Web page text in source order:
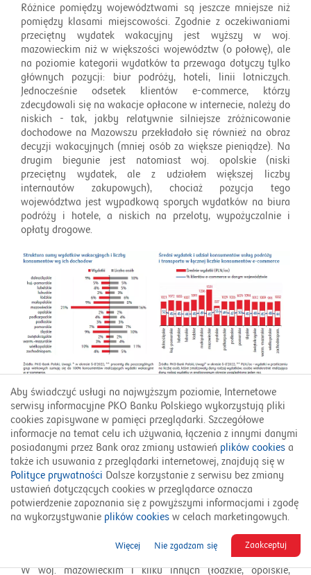
Różnice pomiędzy województwami są jeszcze mniejsze niż
pomiędzy klasami miejscowości. Zgodnie z oczekiwaniami
przeciętny wydatek wakacyjny jest wyższy w woj.
mazowieckim niż w większości województw (o połowę), ale
na poziomie kategorii wydatków ta przewaga dotyczy tylko
głównych pozycji: biur podróży, hoteli, linii lotniczych.
Jednocześnie odsetek klientów e-commerce, którzy
zdecydowali się na wakacje opłacone w internecie, należy do
niskich - tak, jakby relatywnie silniejsze zróżnicowanie
dochodowe na Mazowszu przekładało się również na obraz
decyzji wakacyjnych (mniej osób za większe pieniądze). Na
drugim biegunie jest natomiast woj. opolskie (niski
przeciętny wydatek, ale z udziałem większej liczby
internautów zakupowych), chociaż pozycja tego
województwa jest wypadkową sporych wydatków na biura
podróży i hotele, a niskich na przeloty, wypożyczalnie i
opłaty drogowe.
W woj. mazowieckim i kilku innych (łódzkie, opolskie,
Aby świadczyć usługi na najwyższym poziomie, Internetowe
serwisy informacyjne PKO Banku Polskiego wykorzystują pliki
cookies zapisywane w pamięci przeglądarki. Szczegółowe
informacje na temat celu ich używania, łączenia z innymi danymi
posiadanymi przez Bank oraz zmiany ustawień plików cookies a
także ich usuwania z przeglądarki internetowej, znajdują się w
Polityce prywatności Dalsze korzystanie z serwisu bez zmiany
ustawień dotyczących cookies w przeglądarce oznacza
potwierdzenie zapoznania się z powyższymi informacjami i zgodę
na wykorzystywanie plików cookies w celach marketingowych.
Zaakceptuj
Nie zgadzam się
Więcej